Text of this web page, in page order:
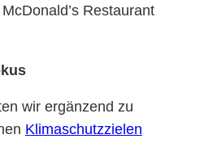
Restaurant
wir ergänzend zu
Klimaschutzzielen